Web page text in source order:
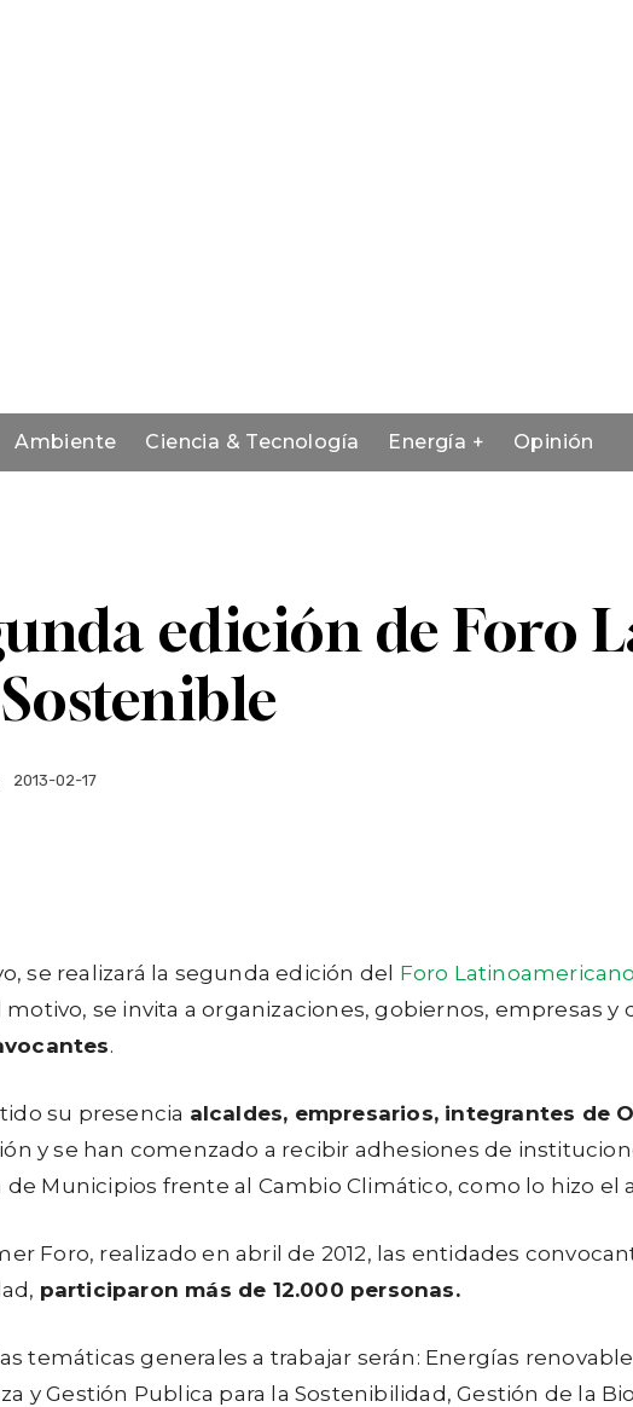
Ambiente Ciencia & Tecnología Energía + Opinión
edición de Foro
2013-02-17
se realizará la segunda edición del Foro
motivo, se invita a organizaciones, gobiernos, empresas
.
su presencia alcaldes, empresarios, integrantes de
y se han comenzado a recibir adhesiones de
de Municipios frente al Cambio Climático, como lo hizo
Foro, realizado en abril de 2012, las entidades
participaron más de 12.000 personas.
temáticas generales a trabajar serán: Energías
y Gestión Publica para la Sostenibilidad, Gestión de la